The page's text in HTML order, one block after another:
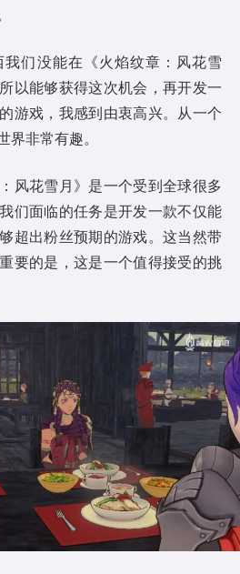
我们没能在《火焰纹章：风花雪
以能够获得这次机会，再开发一
游戏，我感到由衷高兴。从一个
非常有趣。
：风花雪月》是一个受到全球很多
们面临的任务是开发一款不仅能
超出粉丝预期的游戏。这当然带
要的是，这是一个值得接受的挑